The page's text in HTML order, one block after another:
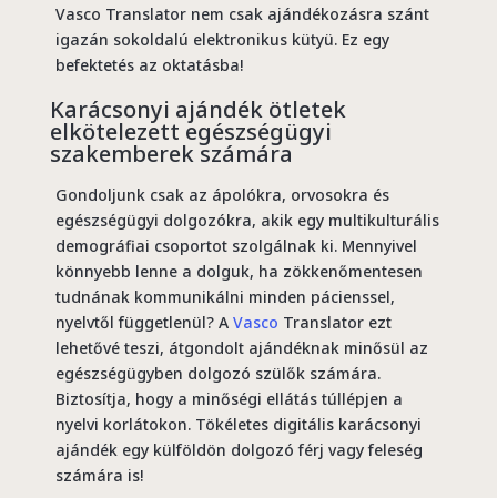
Vasco Translator nem csak ajándékozásra szánt
igazán sokoldalú elektronikus kütyü. Ez egy
befektetés az oktatásba!
Karácsonyi ajándék ötletek
elkötelezett egészségügyi
szakemberek számára
Gondoljunk csak az ápolókra, orvosokra és
egészségügyi dolgozókra, akik egy multikulturális
demográfiai csoportot szolgálnak ki. Mennyivel
könnyebb lenne a dolguk, ha zökkenőmentesen
tudnának kommunikálni minden pácienssel,
nyelvtől függetlenül? A Vasco Translator ezt
lehetővé teszi, átgondolt ajándéknak minősül az
egészségügyben dolgozó szülők számára.
Biztosítja, hogy a minőségi ellátás túllépjen a
nyelvi korlátokon. Tökéletes digitális karácsonyi
ajándék egy külföldön dolgozó férj vagy feleség
számára is!